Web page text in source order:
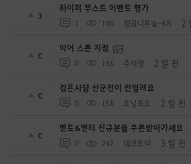
3
하이퍼 부스트 이벤트 평가
1 180 황금나무숲-KR 2
0
악어 스폰 지점
0 188 주아정 2 일 전
0
검은사당 산군전이 안열려요
0 158 모닝포도 2 일 전
0
멘토&멘티 신규분들 쿠폰받아가세요
0 247 테크토닉 3 일 전